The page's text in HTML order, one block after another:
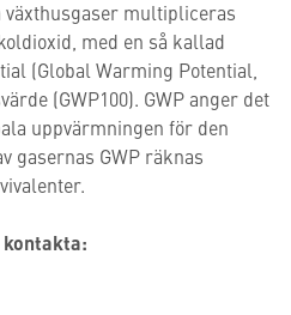
multipliceras
med en så kallad
(Global Warming Potential,
(GWP100). GWP anger det
uppvärmningen för den
gasernas GWP räknas